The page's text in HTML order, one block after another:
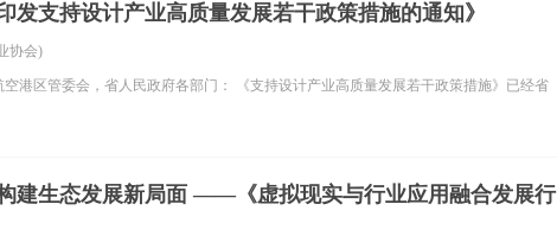
发支持设计产业高质量发展若干政策措施的通知》
协会)
港区管委会，省人民政府各部门： 《支持设计产业高质量发展若干政策措施》已经省
建生态发展新局面 ——《虚拟现实与行业应用融合发展行